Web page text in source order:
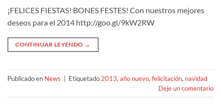
¡FELICES FIESTAS! BONES FESTES! Con nuestros mejores
deseos para el 2014 http://goo.gl/9kW2RW
CONTINUAR LEYENDO →
Publicado en News | Etiquetado 2013, año nuevo, felicitación, navidad
Deje un comentario